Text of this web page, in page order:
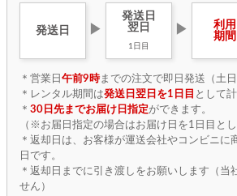
発送日 ▶
発送日
翌日
1日目
▶
利用
期間
＊営業日 午前9時までの注文で即日発送（土日
＊レンタル期間は発送日翌日を1日目 として
＊ 30日先までお届け日指定ができます。
（※お届日指定の場合はお届け日を1日目とし
＊返却日は、お客様が運送会社やコンビニに
日です。
＊返却日までに引き渡しをお願いします（当
せん）